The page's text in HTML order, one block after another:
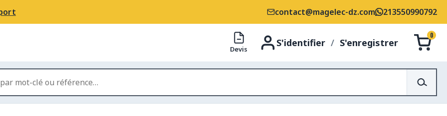
contact@magelec-dz.com 213550990792
S'identifier / S'enregistrer
Devis
0